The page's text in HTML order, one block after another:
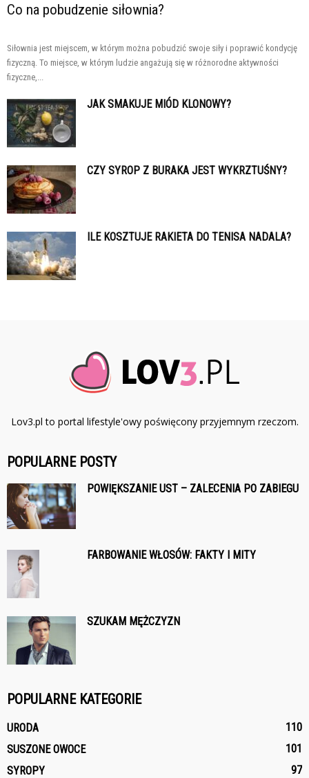
Co na pobudzenie siłownia?
Siłownia jest miejscem, w którym można pobudzić swoje siły i poprawić kondycję
fizyczną. To miejsce, w którym ludzie angażują się w różnorodne aktywności
fizyczne,...
JAK SMAKUJE MIÓD KLONOWY?
CZY SYROP Z BURAKA JEST WYKRZTUŚNY?
ILE KOSZTUJE RAKIETA DO TENISA NADALA?
Lov3.pl to portal lifestyle'owy poświęcony przyjemnym rzeczom.
POPULARNE POSTY
POWIĘKSZANIE UST – ZALECENIA PO ZABIEGU
FARBOWANIE WŁOSÓW: FAKTY I MITY
SZUKAM MĘŻCZYZN
POPULARNE KATEGORIE
URODA
110
SUSZONE OWOCE
101
SYROPY
97